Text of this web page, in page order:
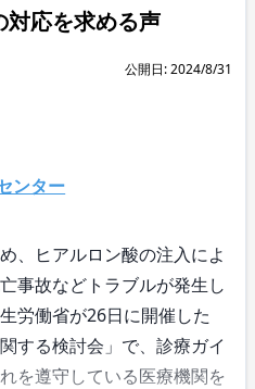
対応を求める声
公開日: 2024/8/31
ンター
、ヒアルロン酸の注入によ
事故などトラブルが発生し
労働省が26日に開催した
する検討会」で、診療ガイ
を遵守している医療機関を